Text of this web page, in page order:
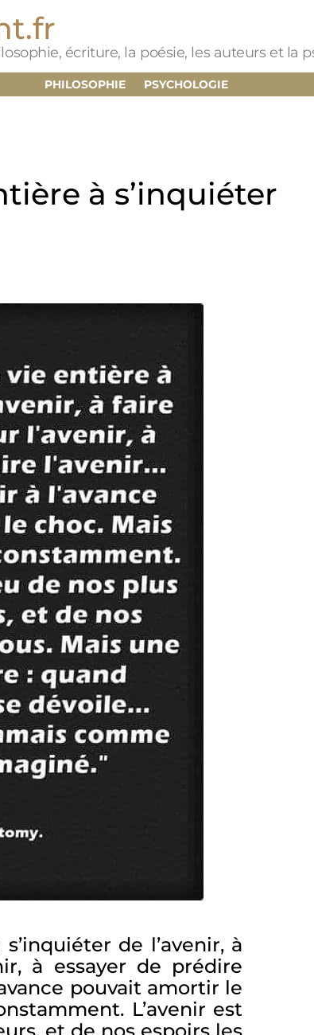
écriture, la poésie, les auteurs et la
PHILOSOPHIE PSYCHOLOGIE
à s’inquiéter
de l’avenir, à
à essayer de prédire
pouvait amortir le
L’avenir est